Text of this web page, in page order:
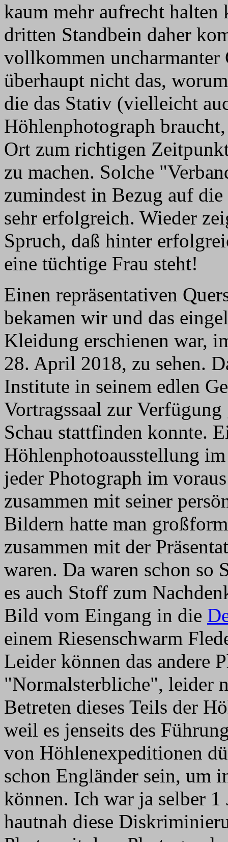
kaum mehr aufrecht
dritten Standbein daher
vollkommen
überhaupt nicht das,
die das Stativ (vielleicht
Höhlenphotograph
Ort zum richtigen
zu machen. Solche
zumindest in Bezug auf
sehr erfolgreich. Wieder
Spruch, daß hinter
eine tüchtige Frau steht!
Einen repräsentativen
bekamen wir und das
Kleidung erschienen war,
28. April 2018, zu sehen.
Institute in seinem edlen
Vortragssaal zur
Schau stattfinden konnte.
Höhlenphotoausstellung
jeder Photograph im
zusammen mit seiner
Bildern hatte man
zusammen mit der
waren. Da waren schon so
es auch Stoff zum
Bild vom Eingang in die
einem Riesenschwarm
Leider können das andere
"Normalsterbliche", leider
Betreten dieses Teils der
weil es jenseits des
von Höhlenexpeditionen
schon Engländer sein, um
können. Ich war ja selber
hautnah diese